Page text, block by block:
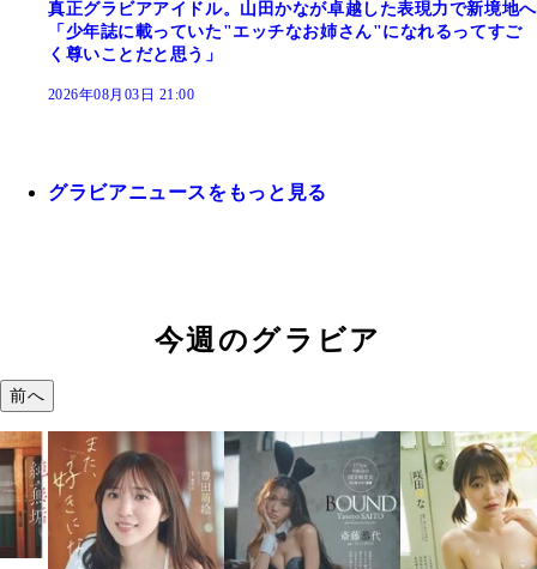
真正グラビアアイドル。山田かなが卓越した表現力で新境地へ
「少年誌に載っていた"エッチなお姉さん"になれるってすご
く尊いことだと思う」
2026年08月03日 21:00
グラビアニュースをもっと見る
今週のグラビア
前へ